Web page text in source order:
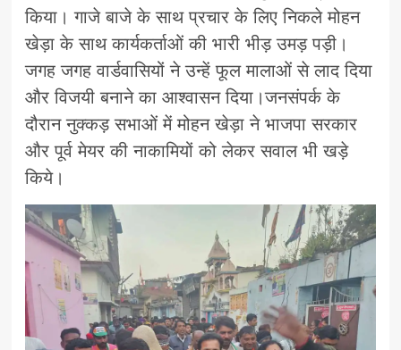
किया। गाजे बाजे के साथ प्रचार के लिए निकले मोहन
खेड़ा के साथ कार्यकर्ताओं की भारी भीड़ उमड़ पड़ी।
जगह जगह वार्डवासियों ने उन्हें फूल मालाओं से लाद दिया
और विजयी बनाने का आश्वासन दिया।जनसंपर्क के
दौरान नुक्कड़ सभाओं में मोहन खेड़ा ने भाजपा सरकार
और पूर्व मेयर की नाकामियों को लेकर सवाल भी खड़े
किये।